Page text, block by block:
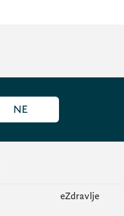
NE
eZdravlje